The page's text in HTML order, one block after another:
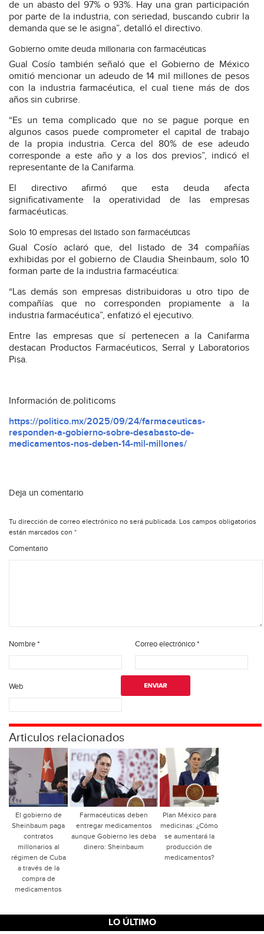
de un abasto del 97% o 93%. Hay una gran participación
por parte de la industria, con seriedad, buscando cubrir la
demanda que se le asigna”, detalló el directivo.
Gobierno omite deuda millonaria con farmacéuticas
Gual Cosío también señaló que el Gobierno de México
omitió mencionar un adeudo de 14 mil millones de pesos
con la industria farmacéutica, el cual tiene más de dos
años sin cubrirse.
“Es un tema complicado que no se pague porque en
algunos casos puede comprometer el capital de trabajo
de la propia industria. Cerca del 80% de ese adeudo
corresponde a este año y a los dos previos”, indicó el
representante de la Canifarma.
El directivo afirmó que esta deuda afecta
significativamente la operatividad de las empresas
farmacéuticas.
Solo 10 empresas del listado son farmacéuticas
Gual Cosío aclaró que, del listado de 34 compañías
exhibidas por el gobierno de Claudia Sheinbaum, solo 10
forman parte de la industria farmacéutica:
“Las demás son empresas distribuidoras u otro tipo de
compañías que no corresponden propiamente a la
industria farmacéutica”, enfatizó el ejecutivo.
Entre las empresas que sí pertenecen a la Canifarma
destacan Productos Farmacéuticos, Serral y Laboratorios
Pisa.
Información de.politicoms
https://politico.mx/2025/09/24/farmaceuticas-
responden-a-gobierno-sobre-desabasto-de-
medicamentos-nos-deben-14-mil-millones/
Deja un comentario
Tu dirección de correo electrónico no será publicada. Los campos obligatorios
están marcados con *
Comentario
Nombre* Correo electrónico*
Web
Articulos relacionados
El gobierno de
Sheinbaum paga
contratos
millonarios al
régimen de Cuba
a través de la
compra de
medicamentos
Farmacéuticas deben
entregar medicamentos
aunque Gobierno les deba
dinero: Sheinbaum
Plan México para
medicinas: ¿Cómo
se aumentará la
producción de
medicamentos?
LO ÚLTIMO